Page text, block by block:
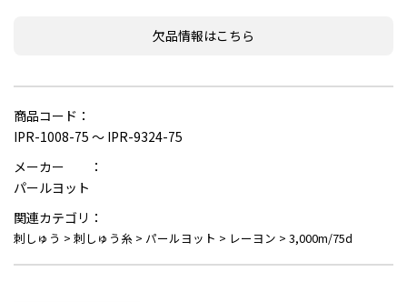
欠品情報はこちら
商品コード：
IPR-1008-75 ～ IPR-9324-75
メーカー ：
パールヨット
関連カテゴリ：
刺しゅう > 刺しゅう糸 > パールヨット > レーヨン > 3,000m/75d